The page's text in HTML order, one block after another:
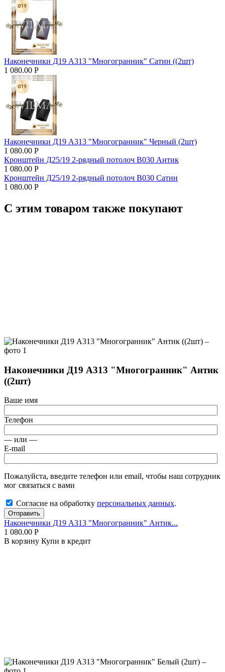
Наконечники Д19 А313 "Многогранник" Сатин ((2шт)
1 080.00 Р
Наконечники Д19 А313 "Многогранник" Черный (2шт)
1 080.00 Р
Кронштейн Д25/19 2-рядный потолоч В030 Антик
1 080.00 Р
Кронштейн Д25/19 2-рядный потолоч В030 Сатин
1 080.00 Р
С этим товаром также покупают
Наконечники Д19 А313 "Многогранник" Антик
((2шт)
Ваше имя
Телефон
— или —
E-mail
Пожалуйста, введите телефон или email, чтобы наш сотрудник
мог связаться с вами
Согласие на обработку персональных данных.
Отправить
Наконечники Д19 А313 "Многогранник" Антик...
1 080.00 Р
В корзину Купи в кредит